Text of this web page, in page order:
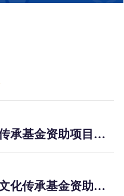
关于公布“文脉绵亘”文化传承基金资助项目的通知
关于组织申报“文脉绵亘”文化传承基金资助项目的通知